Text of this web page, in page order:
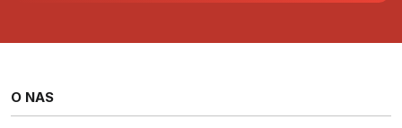
O NAS